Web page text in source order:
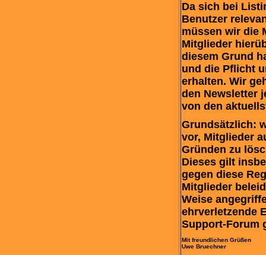
Da sich bei
Benutzer
müssen wir die
Mitglieder
diesem Grund
und die Pflicht
erhalten. Wir
den Newsletter
von den
Grundsätzlich:
vor, Mitglieder
Gründen zu
Dieses gilt
gegen diese
Mitglieder
Weise
ehrverletzende
Support-Forum
Mit freundlichen Grüßen
Uwe Bruechner